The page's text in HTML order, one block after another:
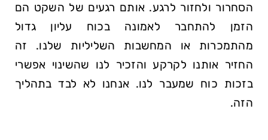
הסחרור ולחזור לרגע. אותם רגעים של השקט הם
הזמן להתחבר לאמונה בכוח עליון גדול
מהתמכרות או המחשבות השליליות שלנו. זה
החזיר אותנו לקרקע והזכיר לנו שהשינוי אפשרי
בזכות כוח שמעבר לנו. אנחנו לא לבד בתהליך
הזה.